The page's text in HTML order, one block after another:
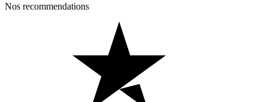
Nos recommendations